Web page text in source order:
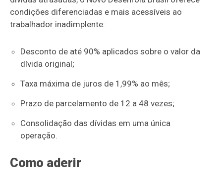
condições diferenciadas e mais acessíveis ao
trabalhador inadimplente:
Desconto de até 90% aplicados sobre o valor da
dívida original;
Taxa máxima de juros de 1,99% ao mês;
Prazo de parcelamento de 12 a 48 vezes;
Consolidação das dívidas em uma única
operação.
Como aderir